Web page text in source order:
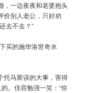
，一边夜夜和老婆抱头
价别人老公，只好劝
去不去？”
买的施华洛世奇水
托马斯误的大事，害得
。佳容勉强一笑：“你